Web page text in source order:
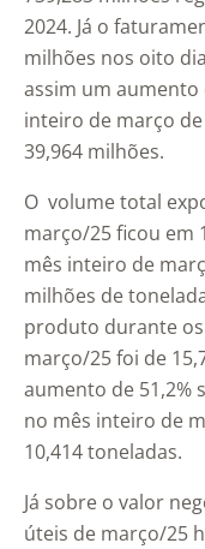
2024. Já o
milhões nos oito
assim um aumento
inteiro de março de
39,964 milhões.
O volume total
março/25 ficou em
mês inteiro de
milhões de
produto durante
março/25 foi de
aumento de 51,2%
no mês inteiro de
10,414 toneladas.
Já sobre o valor
úteis de março/25